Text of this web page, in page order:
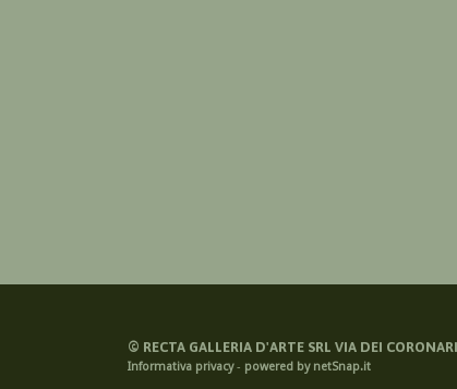
© RECTA GALLERIA D'ARTE SRL VIA DEI
Informativa privacy- powered by netSnap.it